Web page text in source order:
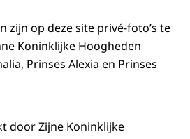
zijn op deze site privé-foto’s te
Koninklijke Hoogheden
Prinses Alexia en Prinses
door Zijne Koninklijke